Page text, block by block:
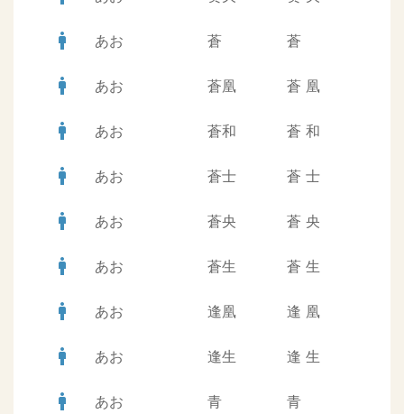
man あお 蒼 蒼
man あお 蒼凰 蒼 凰
man あお 蒼和 蒼 和
man あお 蒼士 蒼 士
man あお 蒼央 蒼 央
man あお 蒼生 蒼 生
man あお 逢凰 逢 凰
man あお 逢生 逢 生
man あお 青 青